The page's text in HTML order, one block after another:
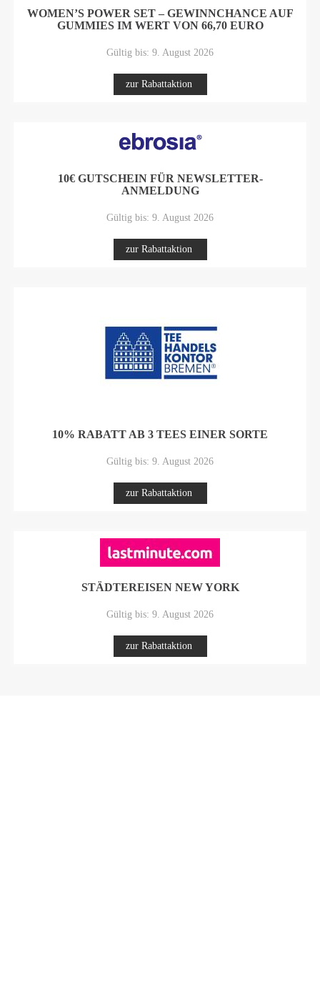
WOMEN’S POWER SET – GEWINNCHANCE AUF
GUMMIES IM WERT VON 66,70 EURO
Gültig bis: 9. August 2026
zur Rabattaktion
10€ GUTSCHEIN FÜR NEWSLETTER-
ANMELDUNG
Gültig bis: 9. August 2026
zur Rabattaktion
10% RABATT AB 3 TEES EINER SORTE
Gültig bis: 9. August 2026
zur Rabattaktion
STÄDTEREISEN NEW YORK
Gültig bis: 9. August 2026
zur Rabattaktion